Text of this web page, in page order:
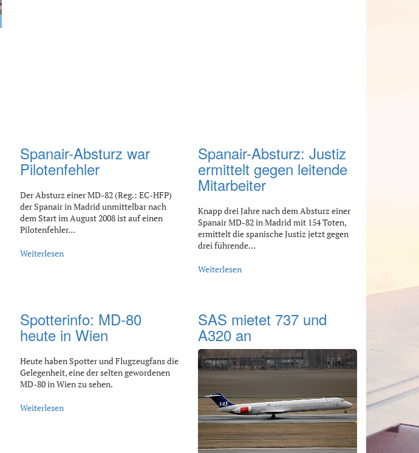
Spanair-Absturz war
Pilotenfehler
Der Absturz einer MD-82 (Reg.: EC-HFP)
der Spanair in Madrid unmittelbar nach
dem Start im August 2008 ist auf einen
Pilotenfehler…
Weiterlesen
Spanair-Absturz: Justiz
ermittelt gegen leitende
Mitarbeiter
Knapp drei Jahre nach dem Absturz einer
Spanair MD-82 in Madrid mit 154 Toten,
ermittelt die spanische Justiz jetzt gegen
drei führende…
Weiterlesen
Spotterinfo: MD-80
heute in Wien
Heute haben Spotter und Flugzeugfans die
Gelegenheit, eine der selten gewordenen
MD-80 in Wien zu sehen.
Weiterlesen
SAS mietet 737 und
A320 an